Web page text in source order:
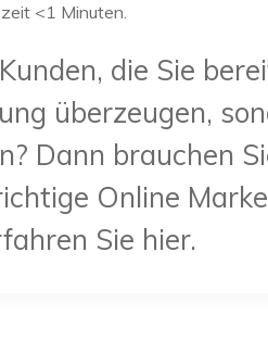
<1 Minuten.
die Sie
überzeugen,
Dann brauchen
Online
Sie hier.